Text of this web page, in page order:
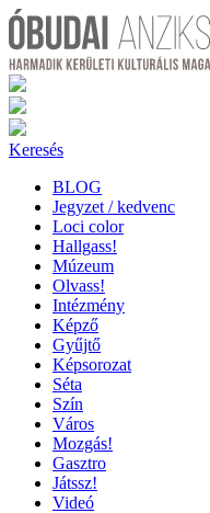
Keresés
BLOG
Jegyzet / kedvenc
Loci color
Hallgass!
Múzeum
Olvass!
Intézmény
Képző
Gyűjtő
Képsorozat
Séta
Szín
Város
Mozgás!
Gasztro
Játssz!
Videó